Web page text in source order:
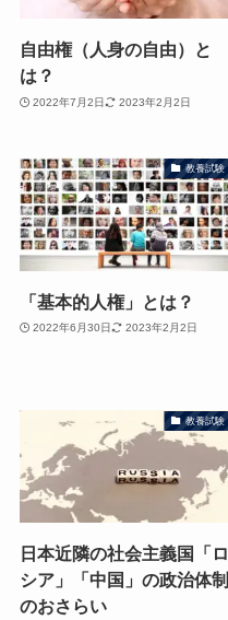
自由権（人身の自由）と
は？
2022年7月2日 2023年2月2日
教養試験
「基本的人権」とは？
2022年6月30日 2023年2月2日
教養試験
日本近隣の社会主義国「ロ
シア」「中国」の政治体制
のおさらい